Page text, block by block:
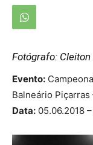
Fotógrafo: Cleiton
Evento:
Balneário Piçarras
Data: 05.06.2018 –